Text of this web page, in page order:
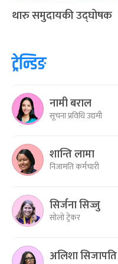
थारु समुदायकी उद्घोषक
ट्रेन्डिङ
नामी बराल
सूचना प्रविधि उद्यमी
शान्ति लामा
निजामति कर्मचारी
सिर्जना सिज्जु
सोलो ट्रेकर
अलिशा सिजापति